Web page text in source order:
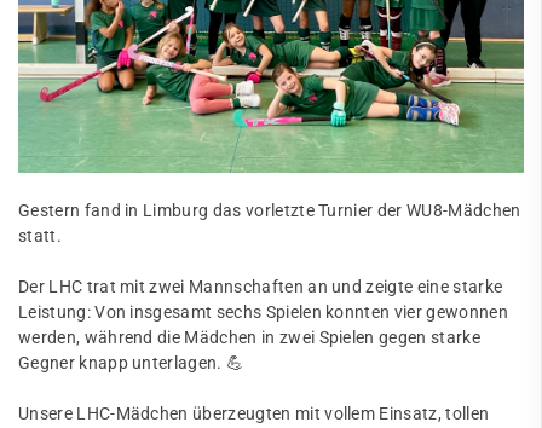
Gestern fand in Limburg das vorletzte Turnier der WU8-Mädchen
statt.
Der LHC trat mit zwei Mannschaften an und zeigte eine starke
Leistung: Von insgesamt sechs Spielen konnten vier gewonnen
werden, während die Mädchen in zwei Spielen gegen starke
Gegner knapp unterlagen. 💪
Unsere LHC-Mädchen überzeugten mit vollem Einsatz, tollen